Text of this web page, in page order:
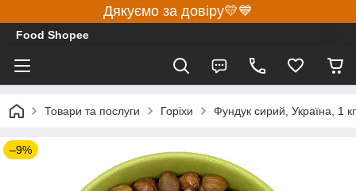
Дякуємо за довіру💛💙
Food Shopee
Товари та послуги Горіхи Фундук сирий, Україна, 1 кг
–9%